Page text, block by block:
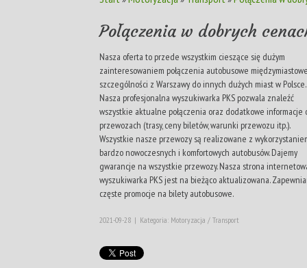
Połączenia w dobrych
Nasza oferta to przede wszystkim cieszące się dużym
zainteresowaniem połączenia autobusowe
szczególności z Warszawy do innych dużych miast w Polsce.
Nasza profesjonalna wyszukiwarka PKS pozwala znaleźć
wszystkie aktualne połączenia oraz dodatkowe informacje
przewozach (trasy, ceny biletów, warunki przewozu itp.).
Wszystkie nasze przewozy są realizowane z
bardzo nowoczesnych i komfortowych autobusów. Dajemy
gwarancje na wszystkie przewozy. Nasza strona
wyszukiwarka PKS jest na bieżąco aktualizowana.
częste promocje na bilety autobusowe.
2021-09-28 | Kategoria: Motoryzacja / Transport